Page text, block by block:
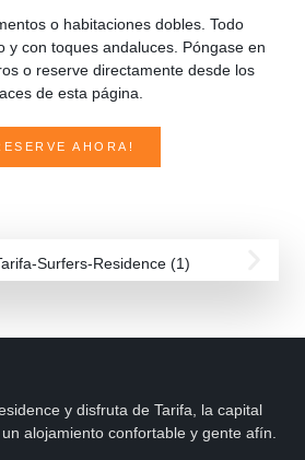
o habitaciones dobles. Todo
y con toques andaluces. Póngase en
o reserve directamente desde los
de esta página.
AHORA!
y disfruta de Tarifa, la capital
alojamiento confortable y gente afín.